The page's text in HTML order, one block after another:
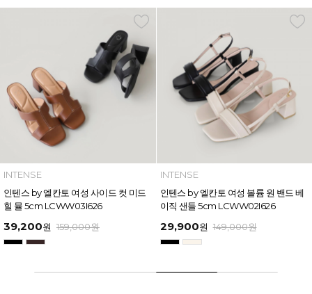
INTENSE
인텐스 by 엘칸토 여성 볼륨 원 밴드 베
이직 샌들 5cm LCWW02I626
29,900원 149,000원
INTENSE
인텐스 by 엘칸토 여성 와이드 스트랩
버클 포인트 샌들 6cm LCWW17I626
49,600원 169,000원